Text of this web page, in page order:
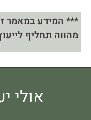
*** המידע במאמר
מהווה תחליף
אולי